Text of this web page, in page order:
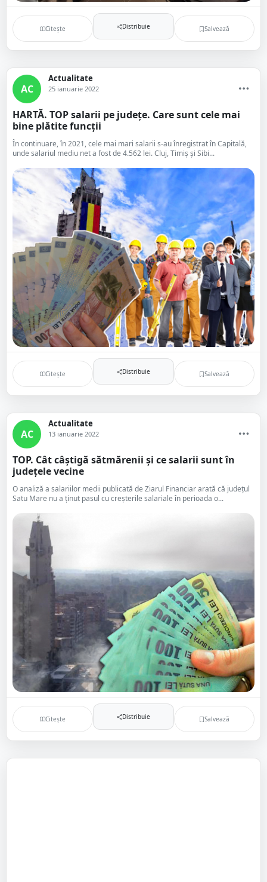
Citește Distribuie Salvează
AC
Actualitate
25 ianuarie 2022
HARTĂ. TOP salarii pe județe. Care sunt cele mai
bine plătite funcții
În continuare, în 2021, cele mai mari salarii s-au înregistrat în Capitală,
unde salariul mediu net a fost de 4.562 lei. Cluj, Timiș și Sibi...
Citește Distribuie Salvează
AC
Actualitate
13 ianuarie 2022
TOP. Cât câștigă sătmărenii și ce salarii sunt în
județele vecine
O analiză a salariilor medii publicată de Ziarul Financiar arată că județul
Satu Mare nu a ținut pasul cu creșterile salariale în perioada o...
Citește Distribuie Salvează